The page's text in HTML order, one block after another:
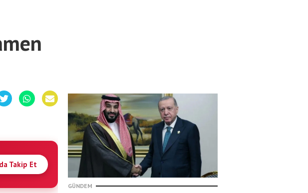
Takip Et
GÜNDEM